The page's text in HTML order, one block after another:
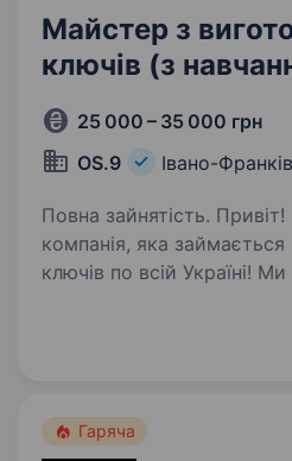
Майстер з
ключів (з
25 000 – 35 000 грн
OS.9
Івано-
Повна зайнятість. Привіт! Ми — найбільша
компанія, яка
ключів по всій Україні!
Гаряча